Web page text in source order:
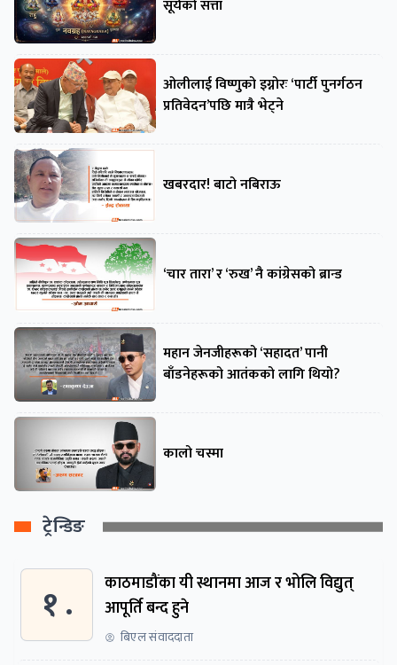
सूर्यको सत्ता
ओलीलाई विष्णुको इग्नोरः ‘पार्टी पुनर्गठन
प्रतिवेदन’पछि मात्रै भेट्ने
खबरदार! बाटो नबिराऊ
‘चार तारा’ र ‘रुख’ नै कांग्रेसको ब्रान्ड
महान जेनजीहरूको ‘सहादत’ पानी
बाँडनेहरूको आतंकको लागि थियो?
कालो चस्मा
ट्रेन्डिङ
१ .
काठमाडौंका यी स्थानमा आज र भोलि विद्युत्
आपूर्ति बन्द हुने
बिएल संवाददाता